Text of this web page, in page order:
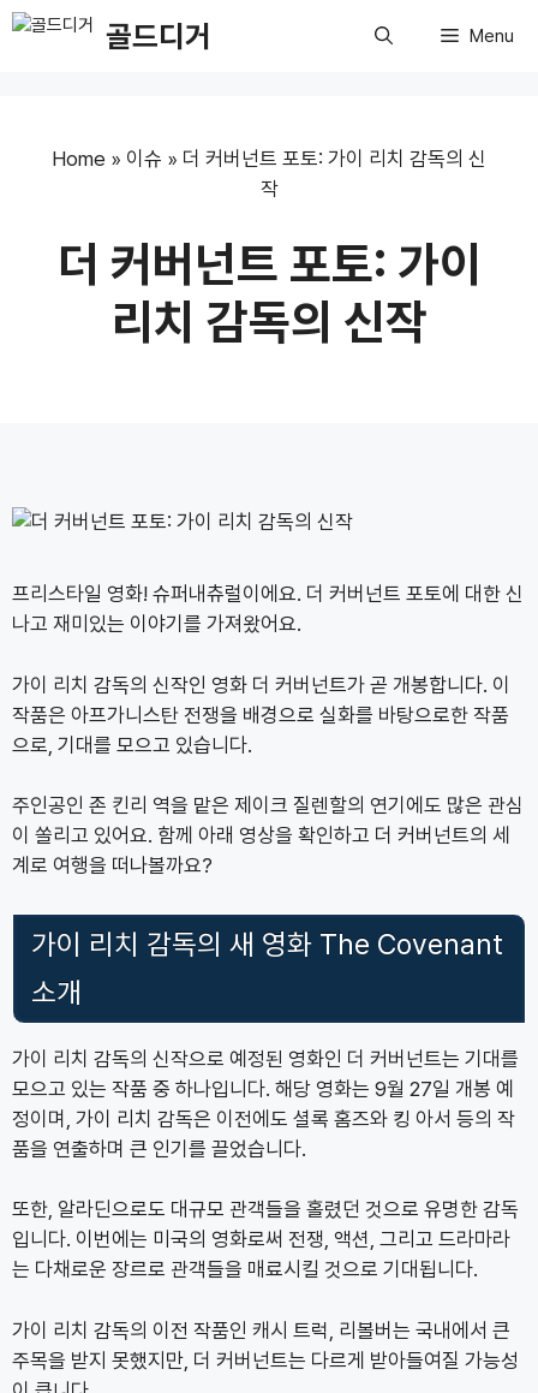
Skip
골드디거 Menu
Home » 이슈 » 더 커버넌트 포토: 가이 리치 감독의 신
작
더 커버넌트 포토: 가이
리치 감독의 신작
프리스타일 영화! 슈퍼내츄럴이에요. 더 커버넌트 포토에 대한 신
나고 재미있는 이야기를 가져왔어요.
가이 리치 감독의 신작인 영화 더 커버넌트가 곧 개봉합니다. 이
작품은 아프가니스탄 전쟁을 배경으로 실화를 바탕으로한 작품
으로, 기대를 모으고 있습니다.
주인공인 존 킨리 역을 맡은 제이크 질렌할의 연기에도 많은 관심
이 쏠리고 있어요. 함께 아래 영상을 확인하고 더 커버넌트의 세
계로 여행을 떠나볼까요?
가이 리치 감독의 새 영화 The Covenant
소개
가이 리치 감독의 신작으로 예정된 영화인 더 커버넌트는 기대를
모으고 있는 작품 중 하나입니다. 해당 영화는 9월 27일 개봉 예
정이며, 가이 리치 감독은 이전에도 셜록 홈즈와 킹 아서 등의 작
품을 연출하며 큰 인기를 끌었습니다.
또한, 알라딘으로도 대규모 관객들을 홀렸던 것으로 유명한 감독
입니다. 이번에는 미국의 영화로써 전쟁, 액션, 그리고 드라마라
는 다채로운 장르로 관객들을 매료시킬 것으로 기대됩니다.
가이 리치 감독의 이전 작품인 캐시 트럭, 리볼버는 국내에서 큰
주목을 받지 못했지만, 더 커버넌트는 다르게 받아들여질 가능성